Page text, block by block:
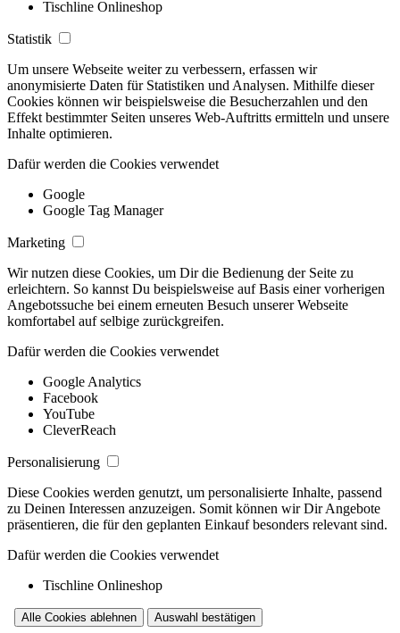
Tischline Onlineshop
Statistik
Um unsere Webseite weiter zu verbessern, erfassen wir
anonymisierte Daten für Statistiken und Analysen. Mithilfe dieser
Cookies können wir beispielsweise die Besucherzahlen und den
Effekt bestimmter Seiten unseres Web-Auftritts ermitteln und unsere
Inhalte optimieren.
Dafür werden die Cookies verwendet
Google
Google Tag Manager
Marketing
Wir nutzen diese Cookies, um Dir die Bedienung der Seite zu
erleichtern. So kannst Du beispielsweise auf Basis einer vorherigen
Angebotssuche bei einem erneuten Besuch unserer Webseite
komfortabel auf selbige zurückgreifen.
Dafür werden die Cookies verwendet
Google Analytics
Facebook
YouTube
CleverReach
Personalisierung
Diese Cookies werden genutzt, um personalisierte Inhalte, passend
zu Deinen Interessen anzuzeigen. Somit können wir Dir Angebote
präsentieren, die für den geplanten Einkauf besonders relevant sind.
Dafür werden die Cookies verwendet
Tischline Onlineshop
Alle Cookies ablehnen Auswahl bestätigen